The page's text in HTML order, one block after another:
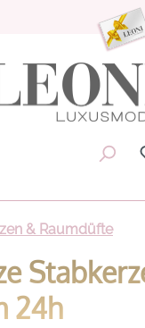
& Raumdüfte
24h